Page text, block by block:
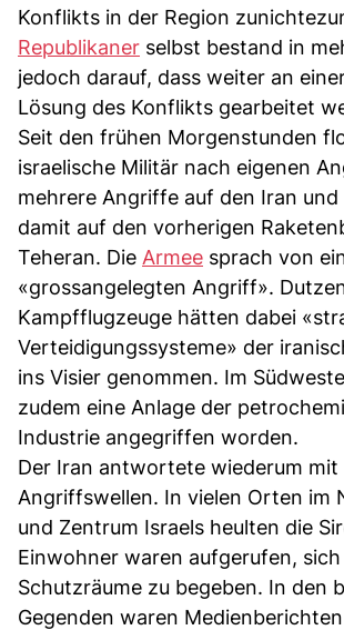
Konflikts in der Region
Republikaner selbst bestand in
jedoch darauf, dass weiter an
Lösung des Konflikts gearbeitet
Seit den frühen Morgenstunden
israelische Militär nach eigenen
mehrere Angriffe auf den Iran
damit auf den vorherigen
Teheran. Die Armee sprach von
«grossangelegten Angriff».
Kampfflugzeuge hätten dabei
Verteidigungssysteme» der
ins Visier genommen. Im
zudem eine Anlage der
Industrie angegriffen worden.
Der Iran antwortete wiederum mit
Angriffswellen. In vielen Orten im
und Zentrum Israels heulten die
Einwohner waren aufgerufen, sich
Schutzräume zu begeben. In den
Gegenden waren